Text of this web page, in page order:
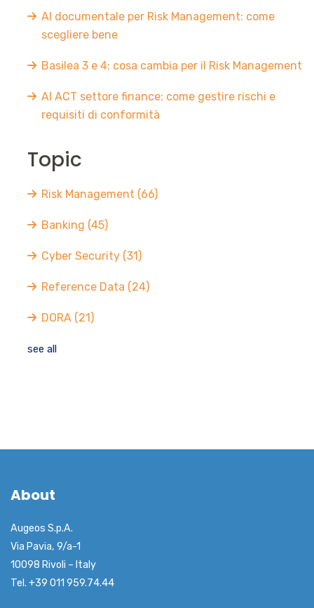
AI documentale per Risk Management: come
scegliere bene
Basilea 3 e 4: cosa cambia per il Risk Management
AI ACT settore finance: come gestire rischi e
requisiti di conformità
Topic
Risk Management (66)
Banking (45)
Cyber Security (31)
Reference Data (24)
DORA (21)
see all
About
Augeos S.p.A.
Via Pavia, 9/a-1
10098 Rivoli – Italy
Tel. +39 011 959.74.44